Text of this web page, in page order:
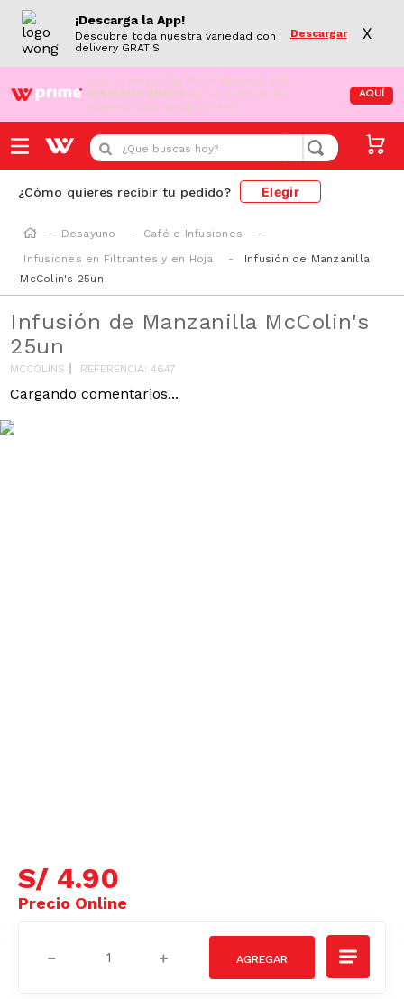
¡Descarga la App!
Descubre toda nuestra variedad con
delivery GRATIS
Descargar X
¡Aún no eres Wong Prime! Aprovecha el
DESPACHO GRATIS en tus compras de
supermercado desde S/79.90
AQUÍ
¿Que buscas hoy?
¿Cómo quieres recibir tu pedido? Elegir
Desayuno
Café e Infusiones
Infusiones en Filtrantes y en Hoja
Infusión de Manzanilla
McColin's 25un
Infusión de Manzanilla McColin's
25un
MCCOLINS REFERENCIA:4647
Cargando comentarios...
S/ 4.90
＋
－